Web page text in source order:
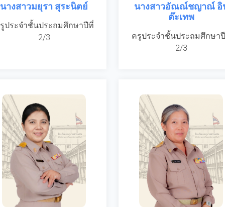
นางสาวมยุรา สุระนิตย์
ประจำชั้นประถมศึกษาปีที่
2/3
นางสาวอัณณ์ชญาณ์ อิ
ต๊ะเทพ
ครูประจำชั้นประถมศึกษา
2/3